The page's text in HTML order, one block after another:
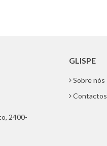
2400-
GLISPE
Sobre nós
Contactos